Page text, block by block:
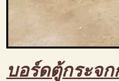
บอร์ดตู้กระจ